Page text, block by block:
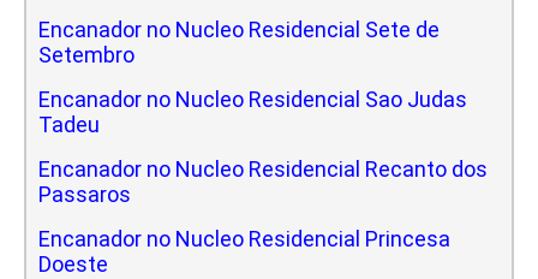
Encanador no Nucleo Residencial Sete de
Setembro
Encanador no Nucleo Residencial Sao Judas
Tadeu
Encanador no Nucleo Residencial Recanto dos
Passaros
Encanador no Nucleo Residencial Princesa
Doeste